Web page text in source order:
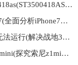
st3500418as(ST3500418AS硬盘规格及购买指南)
iphone7(全面分析iPhone7，了解其功能与特色)
战地3无法运行(解决战地3无法启动问题的有效方法)
索尼z1mini(探究索尼z1mini的规格与优势)